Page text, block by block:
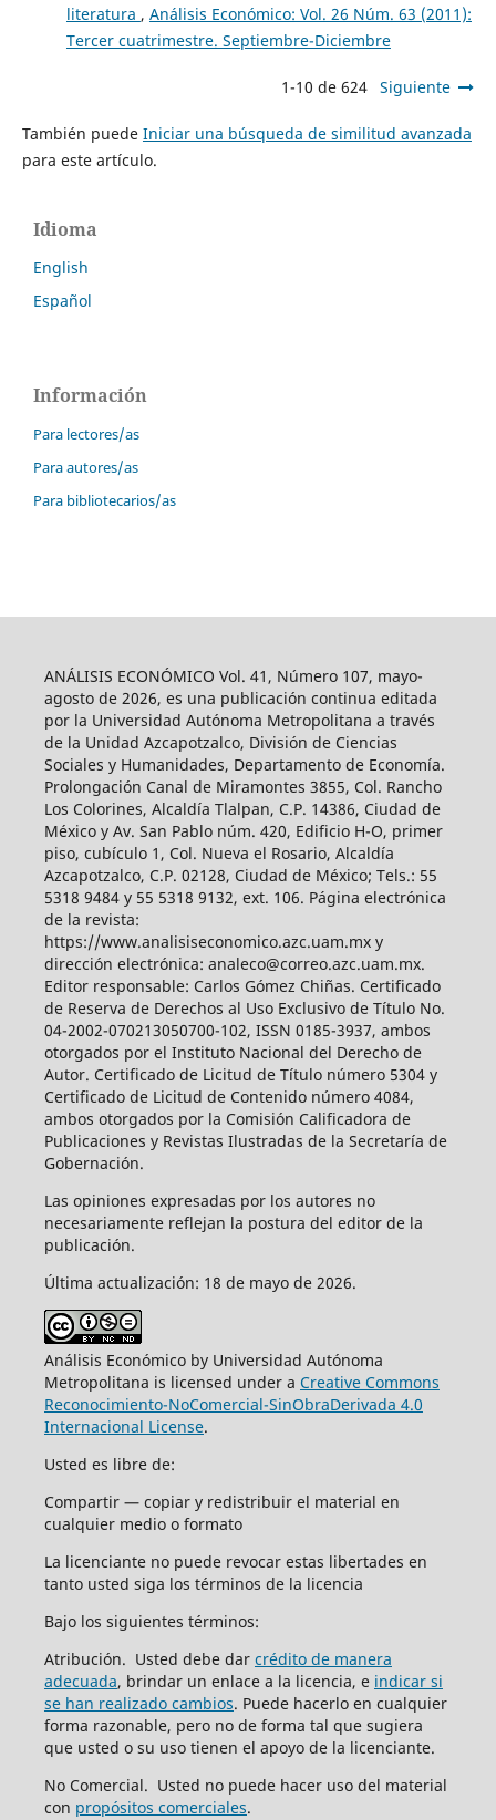
literatura , Análisis Económico: Vol. 26 Núm. 63 (2011):
Tercer cuatrimestre. Septiembre-Diciembre
1-10 de 624 Siguiente
También puede Iniciar una búsqueda de similitud avanzada
para este artículo.
Idioma
English
Español
Información
Para lectores/as
Para autores/as
Para bibliotecarios/as
ANÁLISIS ECONÓMICO Vol. 41, Número 107, mayo-
agosto de 2026, es una publicación continua editada
por la Universidad Autónoma Metropolitana a través
de la Unidad Azcapotzalco, División de Ciencias
Sociales y Humanidades, Departamento de Economía.
Prolongación Canal de Miramontes 3855, Col. Rancho
Los Colorines, Alcaldía Tlalpan, C.P. 14386, Ciudad de
México y Av. San Pablo núm. 420, Edificio H-O, primer
piso, cubículo 1, Col. Nueva el Rosario, Alcaldía
Azcapotzalco, C.P. 02128, Ciudad de México; Tels.: 55
5318 9484 y 55 5318 9132, ext. 106. Página electrónica
de la revista:
https://www.analisiseconomico.azc.uam.mx y
dirección electrónica: analeco@correo.azc.uam.mx.
Editor responsable: Carlos Gómez Chiñas. Certificado
de Reserva de Derechos al Uso Exclusivo de Título No.
04-2002-070213050700-102, ISSN 0185-3937, ambos
otorgados por el Instituto Nacional del Derecho de
Autor. Certificado de Licitud de Título número 5304 y
Certificado de Licitud de Contenido número 4084,
ambos otorgados por la Comisión Calificadora de
Publicaciones y Revistas Ilustradas de la Secretaría de
Gobernación.
Las opiniones expresadas por los autores no
necesariamente reflejan la postura del editor de la
publicación.
Última actualización: 18 de mayo de 2026.
Análisis Económico by Universidad Autónoma
Metropolitana is licensed under a Creative Commons
Reconocimiento-NoComercial-SinObraDerivada 4.0
Internacional License.
Usted es libre de:
Compartir — copiar y redistribuir el material en
cualquier medio o formato
La licenciante no puede revocar estas libertades en
tanto usted siga los términos de la licencia
Bajo los siguientes términos:
Atribución. Usted debe dar crédito de manera
adecuada, brindar un enlace a la licencia, e indicar si
se han realizado cambios. Puede hacerlo en cualquier
forma razonable, pero no de forma tal que sugiera
que usted o su uso tienen el apoyo de la licenciante.
No Comercial. Usted no puede hacer uso del material
con propósitos comerciales.